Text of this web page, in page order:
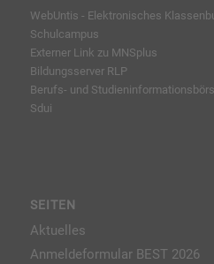
WebUntis - Elektronisches
Schulcampus
Externer Link zu MNSplus
Bildungsserver RLP
Berufs- und
Sdui
SEITEN
Aktuelles
Anmeldeformular BEST 2026